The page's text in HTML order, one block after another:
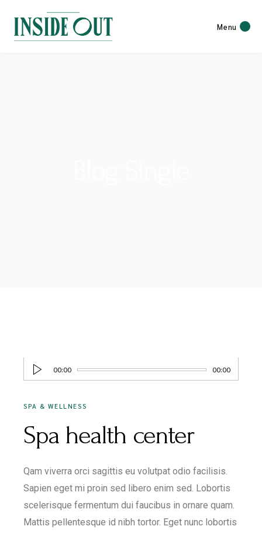
Menu
Audio
Player
00:00 00:00
SPA & WELLNESS
Spa health center
Qam viverra orci sagittis eu volutpat odio facilisis.
Sapien eget mi proin sed libero enim sed. Lobortis
scelerisque fermentum dui faucibus in ornare quam.
Mattis pellentesque id nibh tortor. Eget nunc lobortis